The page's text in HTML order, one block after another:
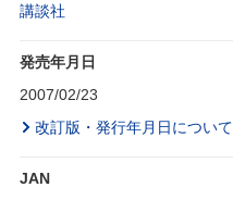
講談社
発売年月日
2007/02/23
改訂版・発行年月日について
JAN